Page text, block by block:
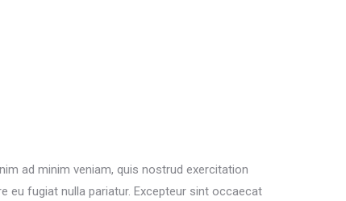
ad minim veniam, quis nostrud exercitation
eu fugiat nulla pariatur. Excepteur sint occaecat